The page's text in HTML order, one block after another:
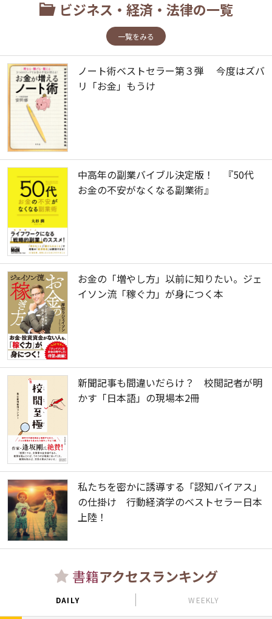
ビジネス・経済・法律の一覧
一覧をみる
ノート術ベストセラー第３弾 今度はズバ
リ「お金」もうけ
中高年の副業バイブル決定版！ 『50代
お金の不安がなくなる副業術』
お金の「増やし方」以前に知りたい。ジェ
イソン流「稼ぐ力」が身につく本
新聞記事も間違いだらけ？ 校閲記者が明
かす「日本語」の現場本2冊
私たちを密かに誘導する「認知バイアス」
の仕掛け 行動経済学のベストセラー日本
上陸！
書籍アクセスランキング
DAILY WEEKLY